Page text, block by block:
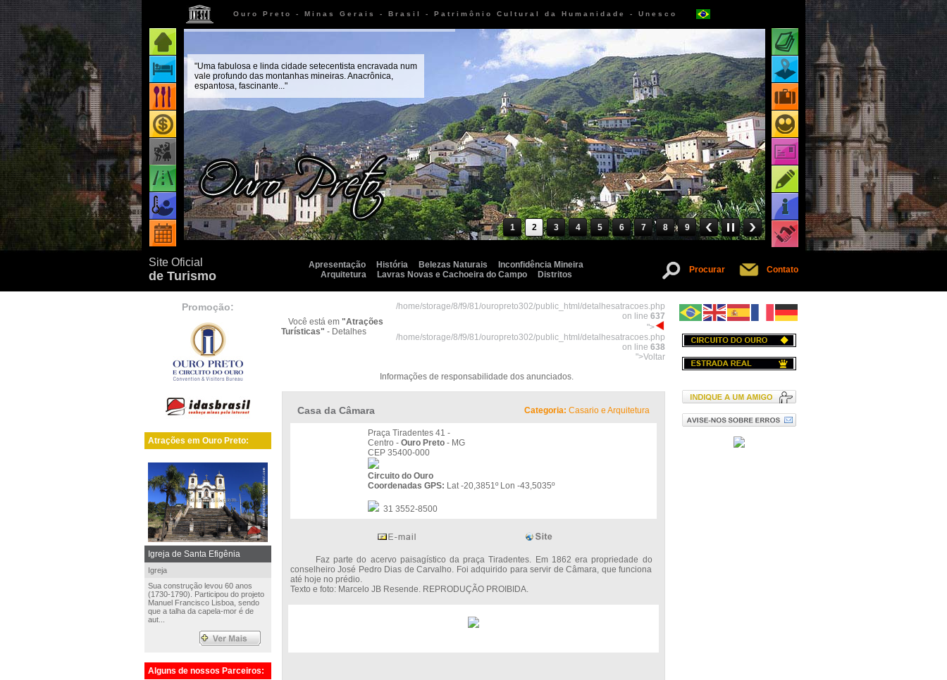
Ouro Preto - Minas Gerais - Brasil - Patrimônio Cultural da Humanidade - Unesco
Página inicial
Onde ficar
Onde comer
Onde comprar
Como chegar
Quando ir
Eventos
"Uma fabulosa e linda cidade setecentista encravada num
vale profundo das montanhas mineiras. Anacrônica,
espantosa, fascinante..."
1 2 3 4 5 6 7 8 9
Atrações turísticas
Mapa de atrações
Pacotes turísticos
Receptivos turísticos
Cartões virtuais
Dicas
Informações
Serviços
Site Oficial
de Turismo
Apresentação História Belezas Naturais
Inconfidência Mineira
Arquitetura
Lavras Novas e Cachoeira do Campo Distritos Procurar Contato
Promoção:
Atrações em Ouro Preto:
Igreja de Santa Efigênia
Igreja
Sua construção levou 60 anos
(1730-1790). Participou do projeto
Manuel Francisco Lisboa, sendo
que a talha da capela-mor é de
aut...
Alguns de nossos Parceiros:
Você está em "Atrações
Turísticas" - Detalhes
/home/storage/8/f9/81/ouropreto302/public_html/detalhesatracoes.php
on line 637
">
/home/storage/8/f9/81/ouropreto302/public_html/detalhesatracoes.php
on line 638
">Voltar
Informações de responsabilidade dos anunciados.
Casa da Câmara Categoria: Casario e Arquitetura
Praça Tiradentes 41 -
Centro - Ouro Preto- MG
CEP 35400-000
Circuito do Ouro
Coordenadas GPS: Lat -20,3851º Lon -43,5035º
31 3552-8500
Faz parte do acervo paisagístico da praça Tiradentes. Em 1862 era propriedade do
conselheiro José Pedro Dias de Carvalho. Foi adquirido para servir de Câmara, que funciona
até hoje no prédio.
Texto e foto: Marcelo JB Resende. REPRODUÇÃO PROIBIDA.